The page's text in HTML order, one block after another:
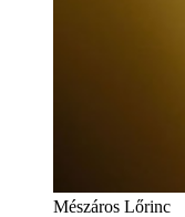
Mészáros Lőrinc